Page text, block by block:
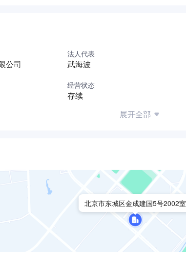
公司
法人代表
武海波
经营状态
存续
展开全部
北京市东城区金成建国5号2002室